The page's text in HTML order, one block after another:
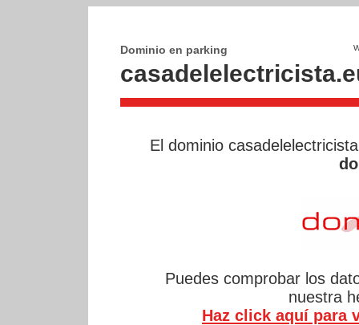
Dominio en parking
El dominio
Puedes comprobar los
nuestra
Haz click aquí para